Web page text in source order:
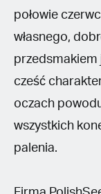
połowie
własnego,
przedsmakiem
cześć
oczach
wszystkich
palenia.